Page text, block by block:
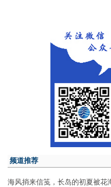
频道推荐
海风捎来信笺，长岛的初夏被花